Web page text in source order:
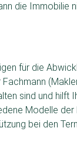
die Immobilie
für die
Fachmann
sind und hilft
Modelle der
bei den